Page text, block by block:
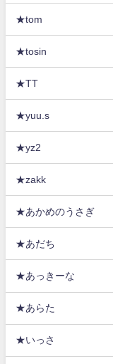
★tom
★tosin
★TT
★yuu.s
★yz2
★zakk
★あかめのうさぎ
★あだち
★あっきーな
★あらた
★いっさ